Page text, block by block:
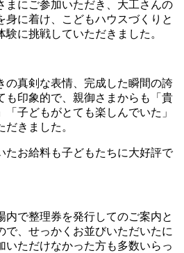
まにご参加いただき、大工さんの
身に着け、こどもハウスづくりと
に挑戦していただきました。
の真剣な表情、完成した瞬間の誇
も印象的で、親御さまからも「貴
子どもがとても楽しんでいた」
だきました。
たお給料も子どもたちに大好評で
内で整理券を発行してのご案内と
で、せっかくお並びいただいたに
いただけなかった方も多数いらっ